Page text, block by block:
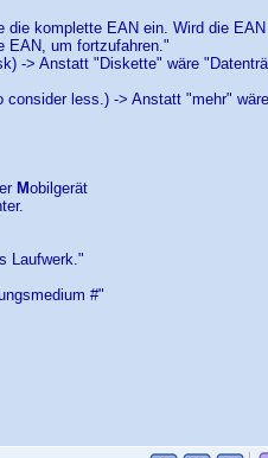
komplette EAN ein. Wird die
EAN, um fortzufahren."
-> Anstatt "Diskette" wäre
less.) -> Anstatt "mehr" wäre
Mobilgerät
Laufwerk."
#"